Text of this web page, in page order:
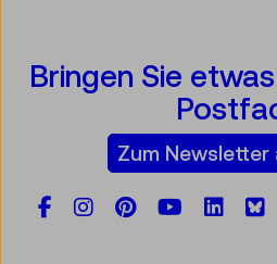
Bringen Sie
Zum Newsletter
Facebook
Instagram
Pinterest